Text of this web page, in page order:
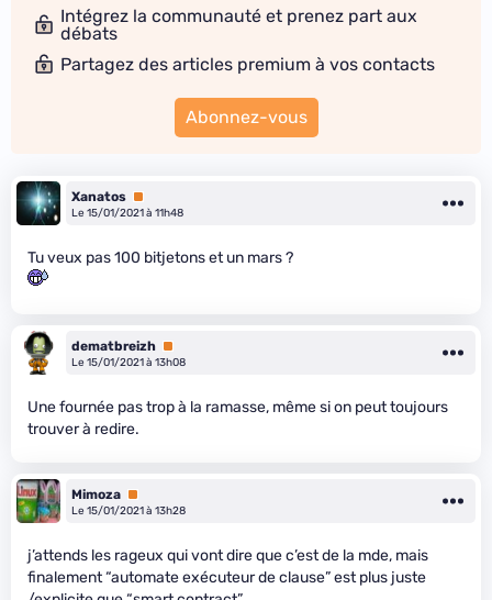
Intégrez la communauté et prenez part aux
débats
Partagez des articles premium à vos contacts
Abonnez-vous
Xanatos Premium
Le 15/01/2021 à 11h48
Tu veux pas 100 bitjetons et un mars ?
dematbreizh Premium
Le 15/01/2021 à 13h08
Une fournée pas trop à la ramasse, même si on peut toujours
trouver à redire.
Mimoza Premium
Le 15/01/2021 à 13h28
j’attends les rageux qui vont dire que c’est de la mde, mais
finalement “automate exécuteur de clause” est plus juste